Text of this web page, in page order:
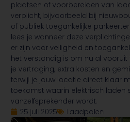
plaatsen of voorbereiden van
verplicht, bijvoorbeeld bij
of publiek toegankelijke
lees je wanneer deze
er zijn voor veiligheid en
het verstandig is om nu al vooruit
je vertraging, extra kosten en
terwijl je jouw locatie direct klaar
toekomst waarin elektrisch laden
vanzelfsprekender wordt.
25 juli 2025
Laadpalen